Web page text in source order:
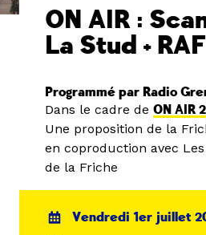
ON AIR :
La Stud +
Programmé par Radio
Dans le cadre de ON AIR
Une proposition de la
en coproduction avec
de la Friche
Vendredi 1er juillet